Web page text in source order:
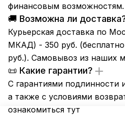
финансовым возможностям.
🚚 Возможна ли
Курьерская доставка по
МКАД) - 350 руб.
руб.). Самовывоз из наших
📜 Какие гарантии?
С гарантиями подлинности
а также с условиями
ознакомиться тут